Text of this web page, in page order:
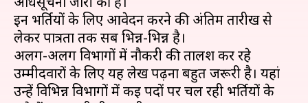
इन भर्तियों के लिए आवेदन करने की अंतिम तारीख से
लेकर पात्रता तक सब भिन्न-भिन्न है।
अलग-अलग विभागों में नौकरी की तालश कर रहे
उम्मीदवारों के लिए यह लेख पढ़ना बहुत जरूरी है। यहां
उन्हें विभिन्न विभागों में कई पदों पर चल रही भर्तियों के